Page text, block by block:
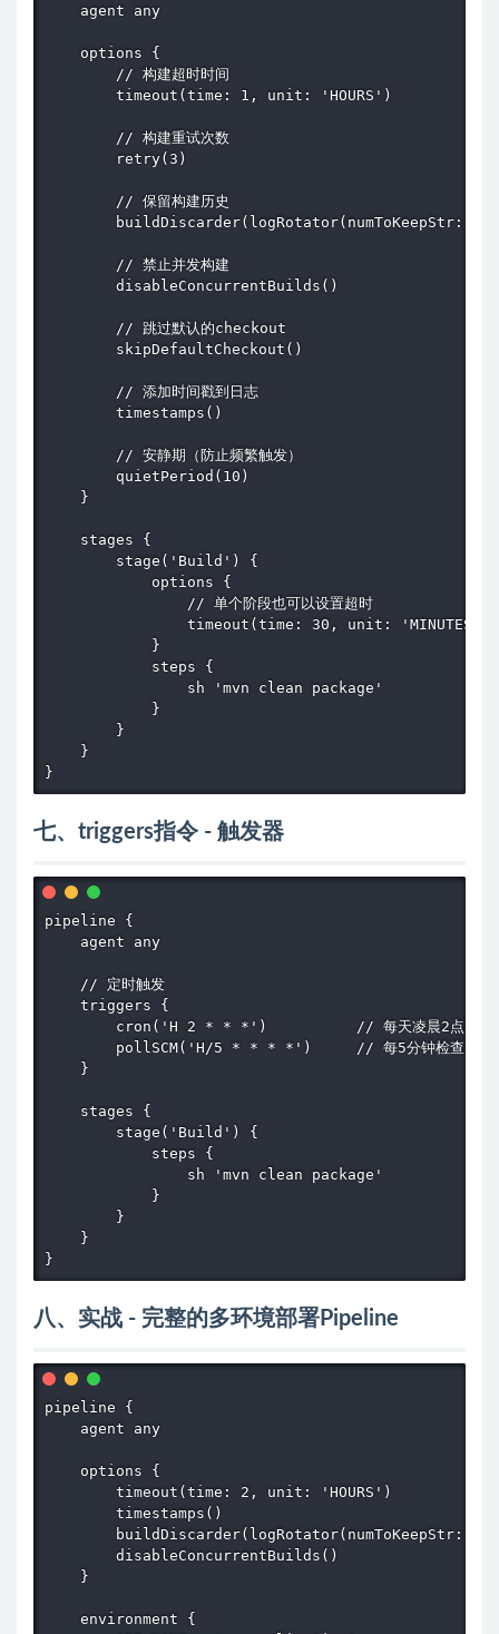
    agent any
    options {
        // 构建超时时间
        timeout(time: 1, unit: 'HOURS')
        // 构建重试次数
        retry(3)
        // 保留构建历史
buildDiscarder(logRotator(numToKeepStr:
        // 禁止并发构建
        disableConcurrentBuilds()
        // 跳过默认的checkout
        skipDefaultCheckout()
        // 添加时间戳到日志
        timestamps()
        // 安静期（防止频繁触发）
        quietPeriod(10)
    }
    stages {
        stage('Build') {
            options {
                // 单个阶段也可以设置超时
                timeout(time: 30, unit: 'MINUTES')
            }
            steps {
                sh 'mvn clean package'
            }
        }
    }
}
七、triggers指令 - 触发器
pipeline {
    agent any
    // 定时触发
    triggers {
        cron('H 2 * * *')          // 每天凌晨2点
        pollSCM('H/5 * * * *')     // 每5分钟检查SCM
    }
    stages {
        stage('Build') {
            steps {
                sh 'mvn clean package'
            }
        }
    }
}
八、实战 - 完整的多环境部署Pipeline
pipeline {
    agent any
    options {
        timeout(time: 2, unit: 'HOURS')
        timestamps()
buildDiscarder(logRotator(numToKeepStr:
        disableConcurrentBuilds()
    }
    environment {